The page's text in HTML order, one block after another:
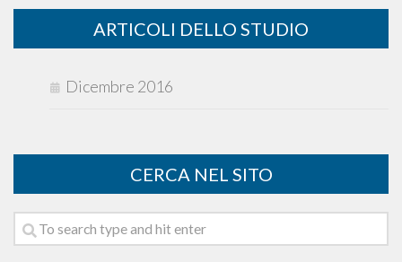
ARTICOLI DELLO STUDIO
Dicembre 2016
CERCA NEL SITO